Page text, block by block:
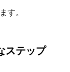
す。
ステップ